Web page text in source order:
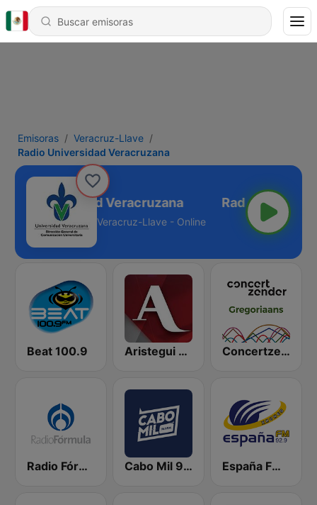
Emisoras
Veracruz-Llave
Radio Universidad Veracruzana
Universidad Veracruzana
Veracruz-Llave - Online
Beat 100.9 Aristegui Noticias Concertzender Gregoriaans
Radio Fórmula 1470 (Fórmula Femenina) Cabo Mil 96.3 FM España FM 92.9 FM